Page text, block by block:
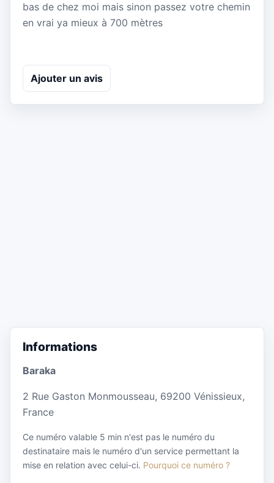
bas de chez moi mais sinon passez votre chemin
en vrai ya mieux à 700 mètres
Ajouter un avis
Informations
Baraka
2 Rue Gaston Monmousseau, 69200 Vénissieux,
France
Ce numéro valable 5 min n'est pas le numéro du
destinataire mais le numéro d'un service permettant la
mise en relation avec celui-ci. Pourquoi ce numéro ?